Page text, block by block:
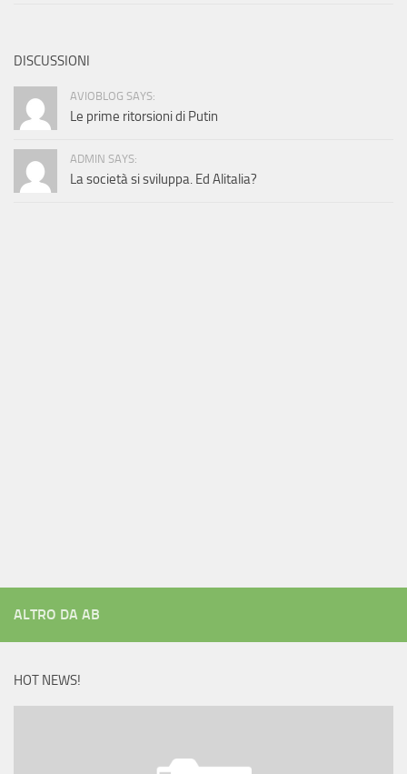
DISCUSSIONI
AVIOBLOG SAYS:
Le prime ritorsioni di Putin
ADMIN SAYS:
La società si sviluppa. Ed Alitalia?
ALTRO DA AB
HOT NEWS!